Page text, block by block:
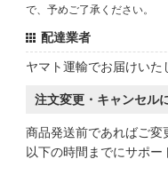
で、予めご了承ください。
配達業者
ヤマト運輸でお届けいた
注文変更・キャンセル
商品発送前であればご変
以下の時間までにサポー